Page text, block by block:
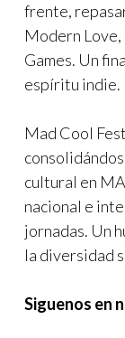
frente,
Modern
Games. Un
espíritu indie.
Mad Cool
cultural en
nacional e
jornadas. Un
la diversidad
Siguenos en